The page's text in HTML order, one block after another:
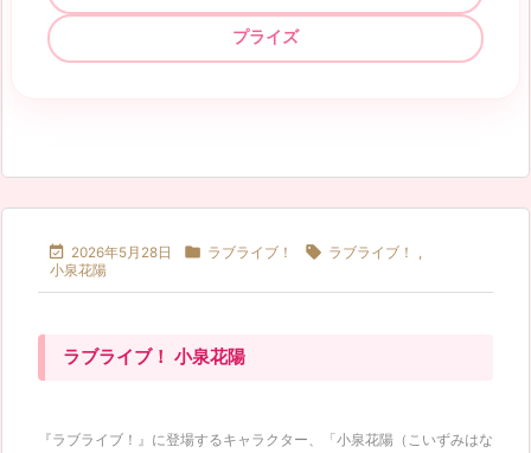
プライズ
 2026年5月28日  ラブライブ！  ラブライブ！
,
小泉花陽
ラブライブ！ 小泉花陽
『ラブライブ！』に登場するキャラクター、「小泉花陽（こいずみはな